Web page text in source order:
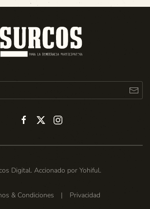
Digital. Accionado por Yohiful.
& Condiciones | Privacidad